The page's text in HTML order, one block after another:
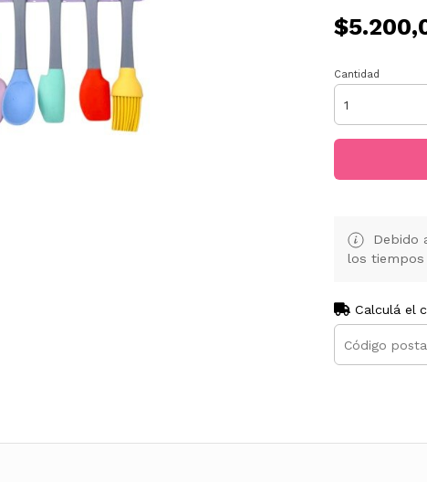
Cantidad
Debido
los tiempos
Calculá el